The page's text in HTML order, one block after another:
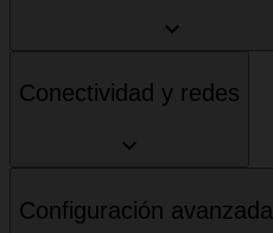
Conectividad y redes
Configuración avanzada